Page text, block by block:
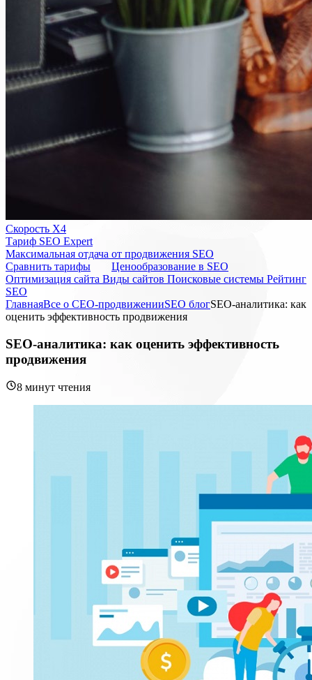
Скорость Х4
Тариф SEO Expert
Максимальная отдача от продвижения SEO
Cравнить тарифы
Ценообразование в SEO
Оптимизация сайта Виды сайтов Поисковые системы Рейтинг
SEO
ГлавнаяВсе о СЕО-продвиженииSEO блогSEO-аналитика: как
оценить эффективность продвижения
SEO-аналитика: как оценить эффективность
продвижения
8 минут чтения